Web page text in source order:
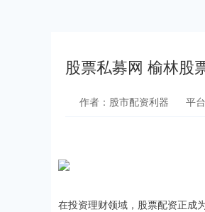
股票私募网 榆林股
作者：股市配资利器 平
在投资理财领域，股票配资正成